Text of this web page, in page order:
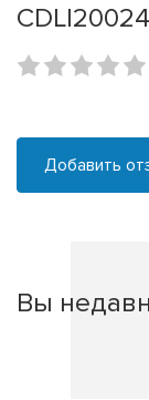
Добавить
Вы